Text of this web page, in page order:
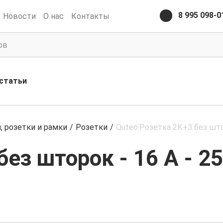
Новости О нас Контакты 8 995 098-
розетки и рамки / Розетки / Quteo.Розетка 2К+З без
шторок - 16 A -